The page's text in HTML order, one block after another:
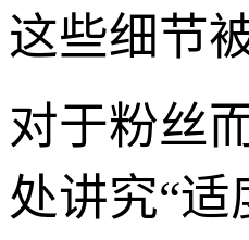
这些细节
对于粉丝
处讲究“